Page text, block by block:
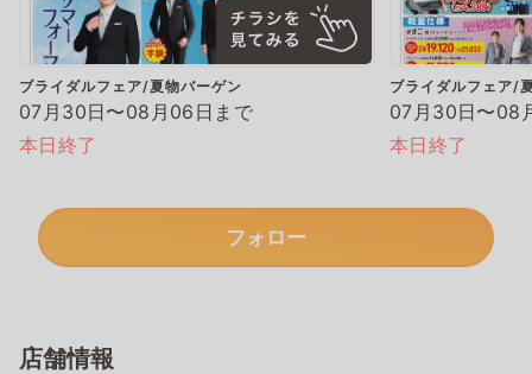
ブライダルフェア/夏物バーゲン
07月30日〜08月06日まで
本日終了
ブライダルフェア/
07月30日〜08
本日終了
フォロー
店舗情報